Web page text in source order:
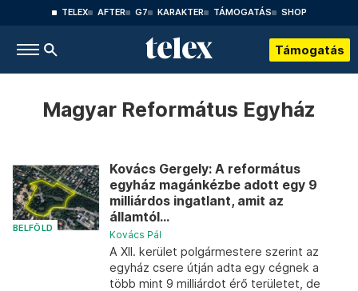
TELEX AFTER G7 KARAKTER TÁMOGATÁS SHOP
Támogatás
Magyar Református Egyház
BELFÖLD
Kovács Gergely: A református
egyház magánkézbe adott egy 9
milliárdos ingatlant, amit az
államtól...
Kovács Pál
A XII. kerület polgármestere szerint az
egyház csere útján adta egy cégnek a
több mint 9 milliárdot érő területet, de